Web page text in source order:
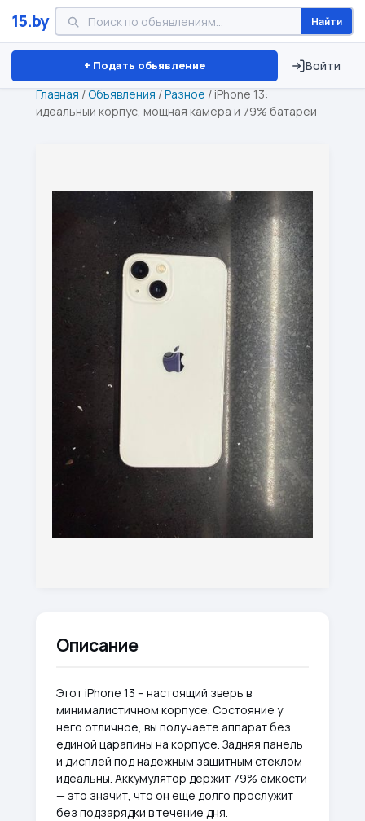
15.by Найти
+ Подать объявление Войти
Минск Витебск Брест ⏱ ТОЛЬКО 15 ДНЕЙ
Главная /Объявления /Разное / iPhone 13:
идеальный корпус, мощная камера и 79% батареи
Описание
Этот iPhone 13 – настоящий зверь в
минималистичном корпусе. Состояние у
него отличное, вы получаете аппарат без
единой царапины на корпусе. Задняя панель
и дисплей под надежным защитным стеклом
идеальны. Аккумулятор держит 79% емкости
— это значит, что он еще долго прослужит
без подзарядки в течение дня.